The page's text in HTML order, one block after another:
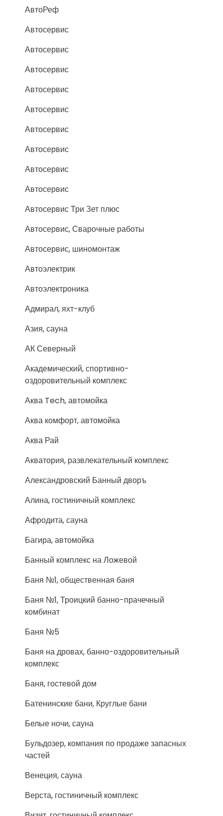
АвтоРеф
Автосервис
Автосервис
Автосервис
Автосервис
Автосервис
Автосервис
Автосервис
Автосервис
Автосервис
Автосервис Три Зет плюс
Автосервис, Сварочные работы
Автосервис, шиномонтаж
Автоэлектрик
Автоэлектроника
Адмирал, яхт-клуб
Азия, сауна
АК Северный
Академический, спортивно-
оздоровительный комплекс
Аква Tech, автомойка
Аква комфорт, автомойка
Аква Рай
Акватория, развлекательный комплекс
Александровский Банный дворъ
Алина, гостиничный комплекс
Афродита, сауна
Багира, автомойка
Банный комплекс на Ложевой
Баня №1, общественная баня
Баня №1, Троицкий банно-прачечный
комбинат
Баня №5
Баня на дровах, банно-оздоровительный
комплекс
Баня, гостевой дом
Батенинские бани, Круглые бани
Белые ночи, сауна
Бульдозер, компания по продаже запасных
частей
Венеция, сауна
Верста, гостиничный комплекс